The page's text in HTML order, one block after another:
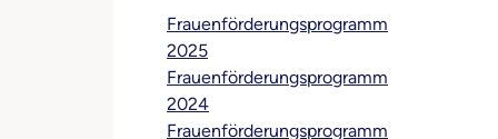
Frauenförderungsprogramm
2025
Frauenförderungsprogramm
2024
Frauenförderungsprogramm